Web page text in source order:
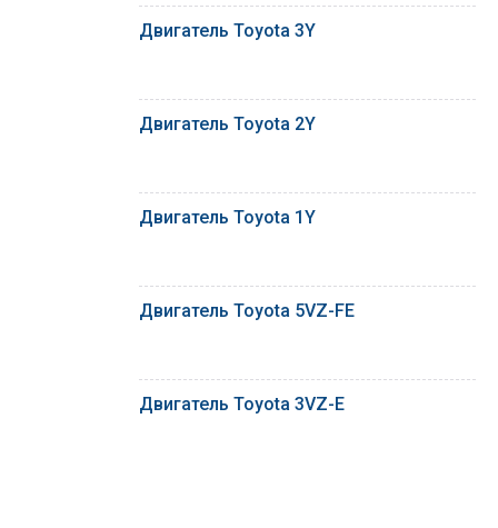
Двигатель Toyota 3Y
Двигатель Toyota 2Y
Двигатель Toyota 1Y
Двигатель Toyota 5VZ-FE
Двигатель Toyota 3VZ-E